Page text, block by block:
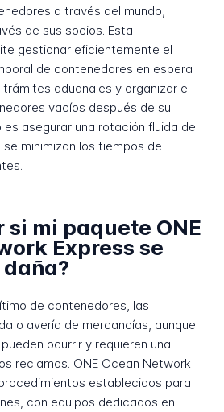
a través del mundo,
de sus socios. Esta
gestionar eficientemente el
de contenedores en espera
aduanales y organizar el
vacíos después de su
es asegurar una rotación fluida de
minimizan los tiempos de
si mi paquete ONE
Express se
de contenedores, las
o avería de mercancías, aunque
ocurrir y requieren una
reclamos. ONE Ocean Network
establecidos para
con equipos dedicados en